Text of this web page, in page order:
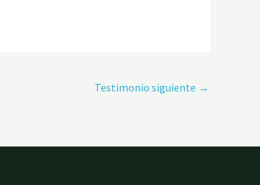
Testimonio siguiente →